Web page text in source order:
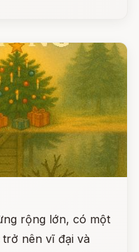
rộng lớn, có một
nên vĩ đại và